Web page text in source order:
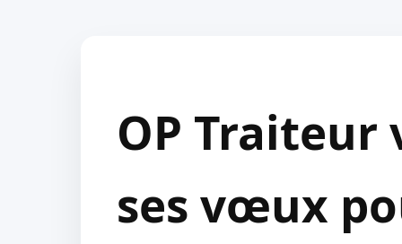
OP Traiteur
ses vœux